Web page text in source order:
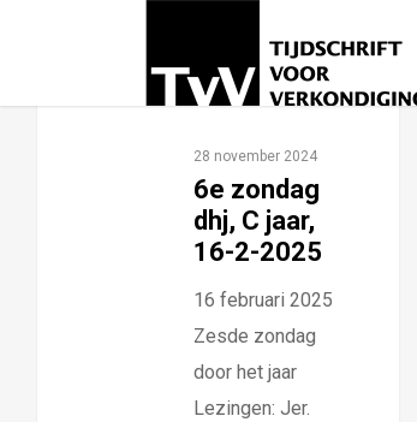
28 november 2024
6e zondag
dhj, C jaar,
16-2-2025
16 februari 2025
Zesde zondag
door het jaar
Lezingen: Jer.